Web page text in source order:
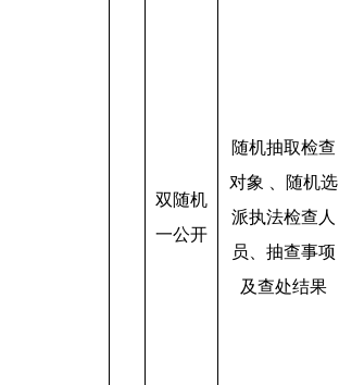
双随机
一公开
随机抽取检查
对象 、随机选
派执法检查人
员、抽查事项
及查处结果